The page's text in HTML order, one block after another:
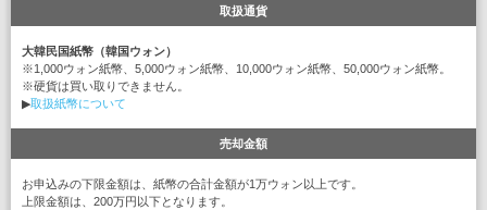
取扱通貨
大韓民国紙幣（韓国ウォン）
※1,000ウォン紙幣、5,000ウォン紙幣、10,000ウォン紙幣、50,000ウォン紙幣。
※硬貨は買い取りできません。
▶取扱紙幣について
売却金額
お申込みの下限金額は、紙幣の合計金額が1万ウォン以上です。
上限金額は、200万円以下となります。